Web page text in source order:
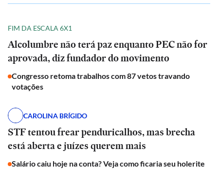
FIM DA ESCALA 6X1
Alcolumbre não terá paz enquanto PEC não for
aprovada, diz fundador do movimento
Congresso retoma trabalhos com 87 vetos travando
votações
CAROLINA BRÍGIDO
STF tentou frear penduricalhos, mas brecha
está aberta e juízes querem mais
Salário caiu hoje na conta? Veja como ficaria seu holerite